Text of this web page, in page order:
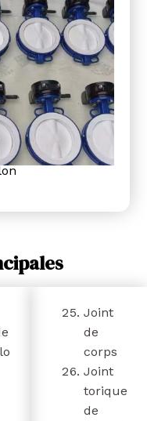
Joint
de
corps
Joint
torique
de